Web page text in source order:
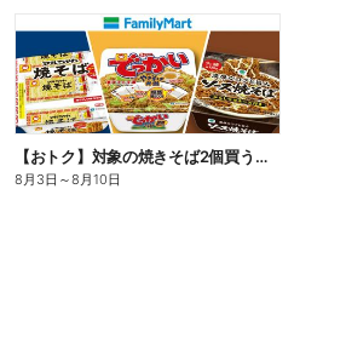
【おトク】対象の焼きそば2個買うと100円引き!
8月3日 ～8月10日